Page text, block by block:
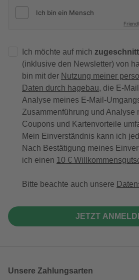
Ich möchte auf mich
(inklusive den Newsletter) von
bin mit der Nutzung meiner
Daten durch hagebau, die E-
Analyse meines E-Mail-
Zusammenführung und Analyse
Coupons und Kartenvorteile
Mein Einverständnis kann ich
Nach Bestätigung meines
ich einen 10 €
Bitte beachte auch unsere
JETZT
Unsere Zahlungsarten